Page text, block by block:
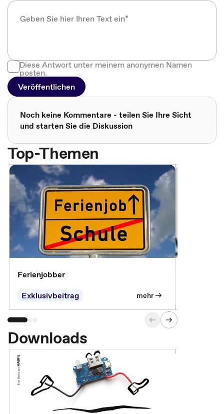
Diese Antwort unter meinem anonymen Namen
posten.
Veröffentlichen
Noch keine Kommentare - teilen Sie Ihre Sicht
und starten Sie die Diskussion
Top-Themen
Ferienjobber
Exklusivbeitrag
mehr
Downloads